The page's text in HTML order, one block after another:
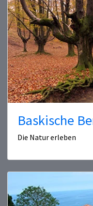
Baskische
Die Natur erleben